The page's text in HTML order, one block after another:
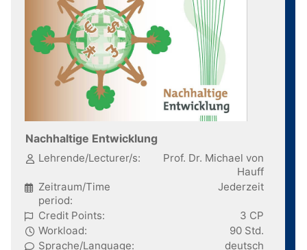
Nachhaltige Entwicklung
Lehrende/Lecturer/s:
Prof. Dr. Michael von
Hauff
Zeitraum/Time
period:
Jederzeit
Credit Points:
3 CP
Workload:
90 Std.
Sprache/Language:
deutsch